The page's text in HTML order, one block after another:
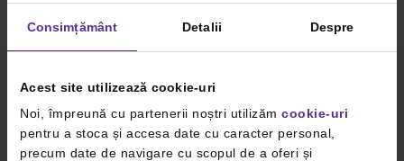
Consimțământ Detalii Despre
Acest site utilizează cookie-uri
Noi, împreună cu partenerii noștri utilizăm cookie-uri
pentru a stoca și accesa date cu caracter personal,
precum date de navigare cu scopul de a oferi și